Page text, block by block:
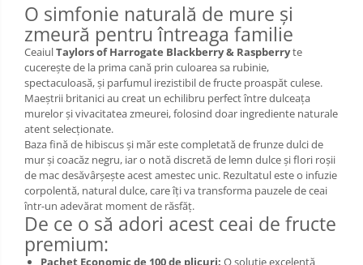
O simfonie naturală de mure și
zmeură pentru întreaga familie
CeaiulTaylors of Harrogate Blackberry & Raspberryte
cucerește de la prima cană prin culoarea sa rubinie,
spectaculoasă, și parfumul irezistibil de fructe proaspăt culese.
Maeștrii britanici au creat un echilibru perfect între dulceața
murelor și vivacitatea zmeurei, folosind doar ingrediente naturale
atent selecționate.
Baza fină de hibiscus și măr este completată de frunze dulci de
mur și coacăz negru, iar o notă discretă de lemn dulce și flori roșii
de mac desăvârșește acest amestec unic. Rezultatul este o infuzie
corpolentă, natural dulce, care îți va transforma pauzele de ceai
într-un adevărat moment de răsfăț.
De ce o să adori acest ceai de fructe
premium:
Pachet Economic de 100 de plicuri: O soluție excelentă